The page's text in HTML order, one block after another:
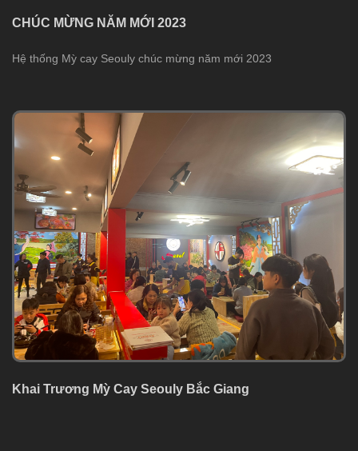
CHÚC MỪNG NĂM MỚI 2023
Hệ thống Mỳ cay Seouly chúc mừng năm mới 2023
Khai Trương Mỳ Cay Seouly Bắc Giang